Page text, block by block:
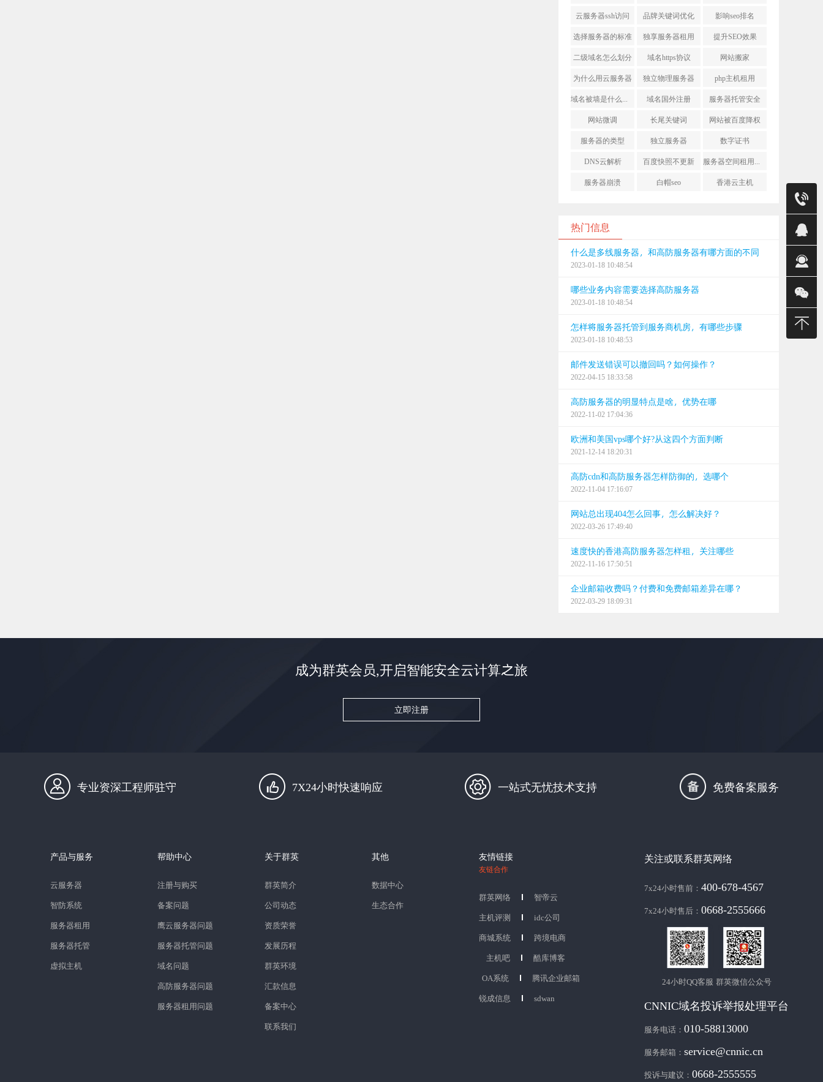
云服务器ssh访问 品牌关键词优化 影响seo排名
选择服务器的标准 独享服务器租用 提升SEO效果
二级域名怎么划分 域名https协议 网站搬家
为什么用云服务器 独立物理服务器 php主机租用
域名国外注册 服务器托管安全
网站微调 长尾关键词 网站被百度降权
服务器的类型 独立服务器 数字证书
DNS云解析 百度快照不更新
服务器崩溃 白帽seo 香港云主机
热门信息
什么是多线服务器，和高防服务器有哪方面的不同
2023-01-18 10:48:54
哪些业务内容需要选择高防服务器
2023-01-18 10:48:54
怎样将服务器托管到服务商机房，有哪些步骤
2023-01-18 10:48:53
邮件发送错误可以撤回吗？如何操作？
2022-04-15 18:33:58
高防服务器的明显特点是啥，优势在哪
2022-11-02 17:04:36
欧洲和美国vps哪个好?从这四个方面判断
2021-12-14 18:20:31
高防cdn和高防服务器怎样防御的，选哪个
2022-11-04 17:16:07
网站总出现404怎么回事，怎么解决好？
2022-03-26 17:49:40
速度快的香港高防服务器怎样租，关注哪些
2022-11-16 17:50:51
企业邮箱收费吗？付费和免费邮箱差异在哪？
2022-03-29 18:09:31
成为群英会员,开启智能安全云计算之旅
立即注册
专业资深工程师驻守 7X24小时快速响应 一站式无忧技术支持 免费备案服务
产品与服务
云服务器
智防系统
服务器租用
服务器托管
虚拟主机
帮助中心
注册与购买
备案问题
鹰云服务器问题
服务器托管问题
域名问题
高防服务器问题
服务器租用问题
关于群英
群英简介
公司动态
资质荣誉
发展历程
群英环境
汇款信息
备案中心
联系我们
其他
数据中心
生态合作
友情链接
友链合作
群英网络
智帝云
主机评测
idc公司
商城系统
跨境电商
主机吧
酷库博客
OA系统
腾讯企业邮箱
锐成信息
sdwan
关注或联系群英网络
7x24小时售前： 400-678-4567
7x24小时售后： 0668-2555666
24小时QQ客服 群英微信公众号
CNNIC域名投诉举报处理平台
服务电话： 010-58813000
服务邮箱： service@cnnic.cn
投诉与建议： 0668-2555555
售前
销售(金)
销售(强)
销售(智)